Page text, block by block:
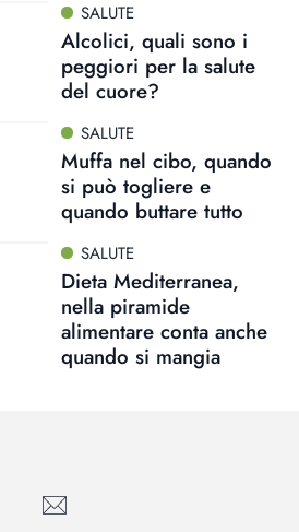
SALUTE
Alcolici, quali sono i
peggiori per la salute
del cuore?
SALUTE
Muffa nel cibo, quando
si può togliere e
quando buttare tutto
SALUTE
Dieta Mediterranea,
nella piramide
alimentare conta anche
quando si mangia